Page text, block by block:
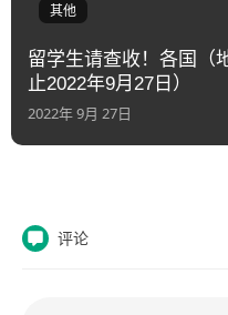
其他
留学生请查收！各国（
止2022年9月27日）
2022年 9月 27日
评论